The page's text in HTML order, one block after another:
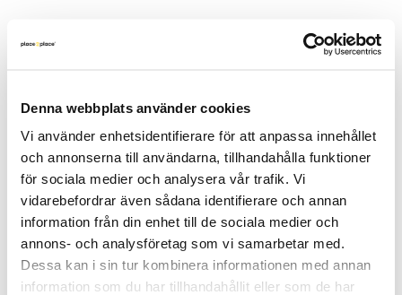
Denna webbplats använder cookies
Vi använder enhetsidentifierare för att anpassa innehållet
och annonserna till användarna, tillhandahålla funktioner
för sociala medier och analysera vår trafik. Vi
vidarebefordrar även sådana identifierare och annan
information från din enhet till de sociala medier och
annons- och analysföretag som vi samarbetar med.
Dessa kan i sin tur kombinera informationen med annan
information som du har tillhandahållit eller som de har
Skick: 4/5
2 års garanti
Mer om produkten
Ett robust pelarstativ som erbjuder stabilitet och
stil. Detta pelarstativ är perfekt för hem eller
kontor.